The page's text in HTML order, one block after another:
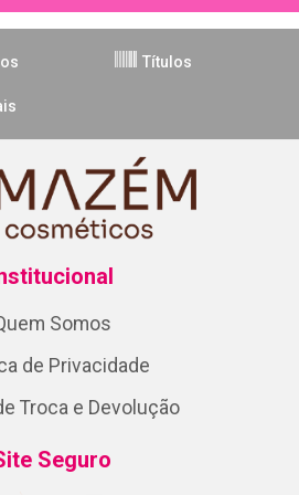
Títulos
Somos
de Privacidade
Troca e Devolução
Seguro